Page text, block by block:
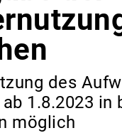
des
1.8.2023 in
möglich